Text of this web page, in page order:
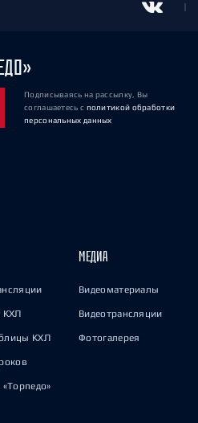
Подписываясь на рассылку, Вы
соглашаетесь с политикой обработки
персональных данных
КХЛ
КХЛ
«Торпедо»
МЕДИА
Видеоматериалы
Видеотрансляции
Фотогалерея